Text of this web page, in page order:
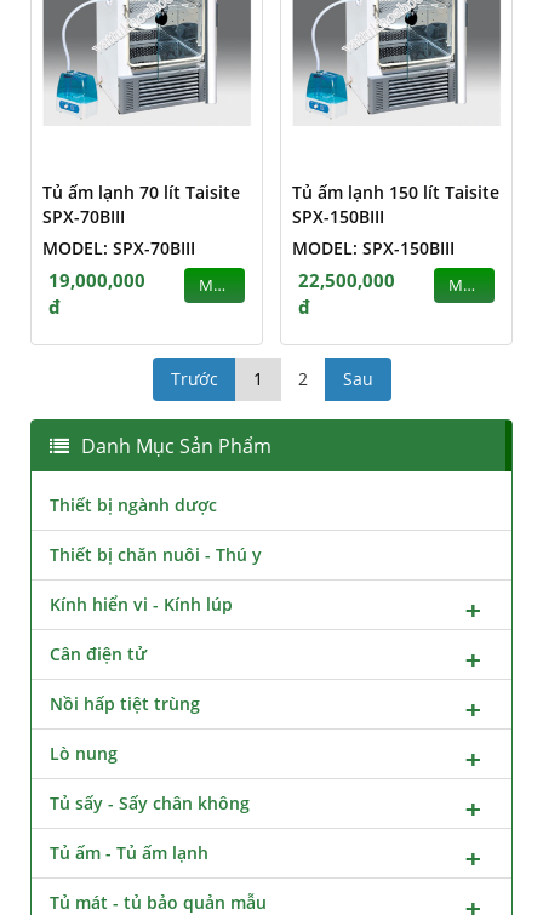
Tủ ấm lạnh 70 lít Taisite
SPX-70BIII
MODEL: SPX-70BIII
19,000,000
đ
MUA
Tủ ấm lạnh 150 lít Taisite
SPX-150BIII
MODEL: SPX-150BIII
22,500,000
đ
MUA
Trước 1 2 Sau
Danh Mục Sản Phẩm
Thiết bị ngành dược
Thiết bị chăn nuôi - Thú y
Kính hiển vi - Kính lúp
Cân điện tử
Nồi hấp tiệt trùng
Lò nung
Tủ sấy - Sấy chân không
Tủ ấm - Tủ ấm lạnh
Tủ mát - tủ bảo quản mẫu